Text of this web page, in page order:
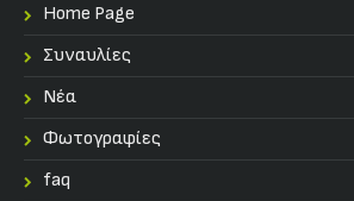
Home Page
Συναυλίες
Nέα
Φωτογραφίες
faq